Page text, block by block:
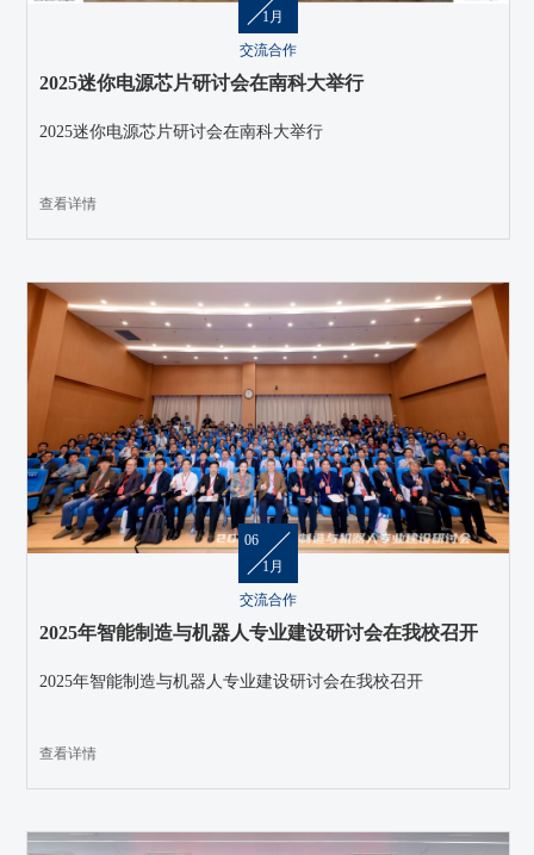
1月
交流合作
2025迷你电源芯片研讨会在南科大举行
2025迷你电源芯片研讨会在南科大举行
查看详情
06
1月
交流合作
2025年智能制造与机器人专业建设研讨会在我校召开
2025年智能制造与机器人专业建设研讨会在我校召开
查看详情